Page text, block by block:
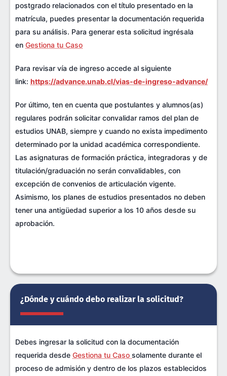
postgrado relacionados con el título presentado en la
matrícula, puedes presentar la documentación requerida
para su análisis. Para generar esta solicitud ingrésala
en Gestiona tu Caso
Para revisar vía de ingreso accede al siguiente
link: https://advance.unab.cl/vias-de-ingreso-advance/
Por último, ten en cuenta que postulantes y alumnos(as)
regulares podrán solicitar convalidar ramos del plan de
estudios UNAB, siempre y cuando no exista impedimento
determinado por la unidad académica correspondiente.
Las asignaturas de formación práctica, integradoras y de
titulación/graduación no serán convalidables, con
excepción de convenios de articulación vigente.
Asimismo, los planes de estudios presentados no deben
tener una antigüedad superior a los 10 años desde su
aprobación.
¿Dónde y cuándo debo realizar la solicitud?
Debes ingresar la solicitud con la documentación
requerida desde Gestiona tu Caso solamente durante el
proceso de admisión y dentro de los plazos establecidos